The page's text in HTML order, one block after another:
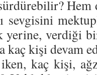
Hem
sevgisini
yerine, verdiği
kaç kişi devam
kaç kişi,